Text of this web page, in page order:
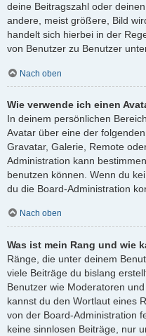
deine Beitragszahl oder
andere, meist größere, Bild
handelt sich hierbei in der
von Benutzer zu Benutzer
Nach oben
Wie verwende ich einen
In deinem persönlichen
Avatar über eine der
Gravatar, Galerie, Remote
Administration kann
benutzen können. Wenn du
du die Board-Administration
Nach oben
Was ist mein Rang und wie
Ränge, die unter deinem
viele Beiträge du bislang
Benutzer wie Moderatoren
kannst du den Wortlaut eines
von der Board-Administration
keine sinnlosen Beiträge, nur